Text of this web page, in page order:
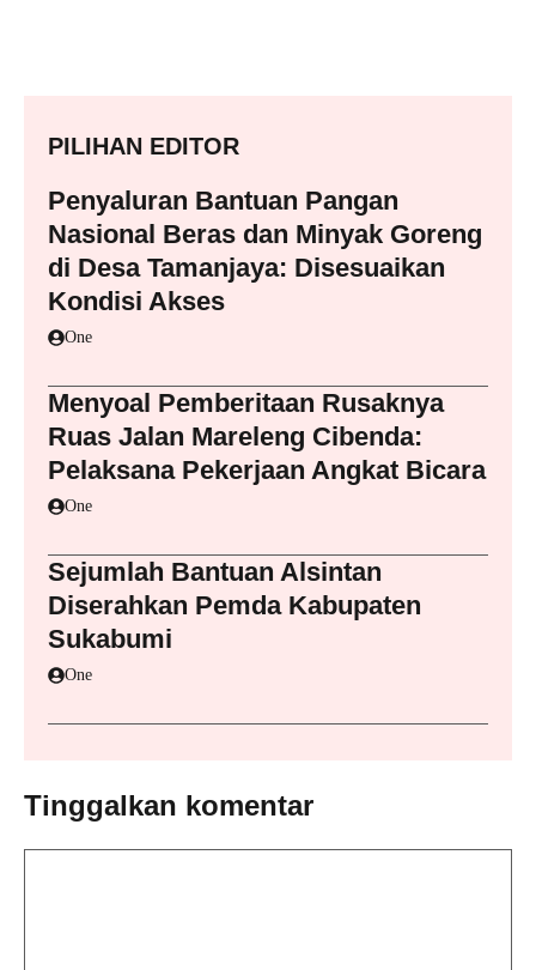
PILIHAN EDITOR
Penyaluran Bantuan Pangan
Nasional Beras dan Minyak Goreng
di Desa Tamanjaya: Disesuaikan
Kondisi Akses
One
Menyoal Pemberitaan Rusaknya
Ruas Jalan Mareleng Cibenda:
Pelaksana Pekerjaan Angkat Bicara
One
Sejumlah Bantuan Alsintan
Diserahkan Pemda Kabupaten
Sukabumi
One
Tinggalkan komentar